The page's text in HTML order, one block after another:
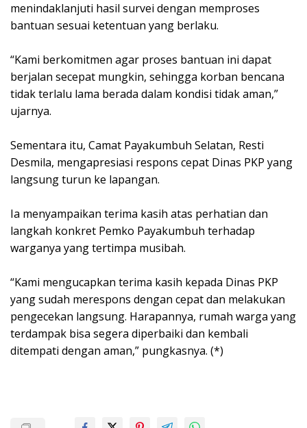
menindaklanjuti hasil survei dengan memproses
bantuan sesuai ketentuan yang berlaku.
“Kami berkomitmen agar proses bantuan ini dapat
berjalan secepat mungkin, sehingga korban bencana
tidak terlalu lama berada dalam kondisi tidak aman,”
ujarnya.
Sementara itu, Camat Payakumbuh Selatan, Resti
Desmila, mengapresiasi respons cepat Dinas PKP yang
langsung turun ke lapangan.
Ia menyampaikan terima kasih atas perhatian dan
langkah konkret Pemko Payakumbuh terhadap
warganya yang tertimpa musibah.
“Kami mengucapkan terima kasih kepada Dinas PKP
yang sudah merespons dengan cepat dan melakukan
pengecekan langsung. Harapannya, rumah warga yang
terdampak bisa segera diperbaiki dan kembali
ditempati dengan aman,” pungkasnya. (*)